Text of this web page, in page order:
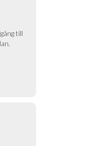
till